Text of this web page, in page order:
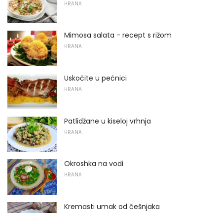
HRANA
Mimosa salata - recept s rižom
HRANA
Uskočite u pećnici
HRANA
Patlidžane u kiseloj vrhnja
HRANA
Okroshka na vodi
HRANA
Kremasti umak od češnjaka